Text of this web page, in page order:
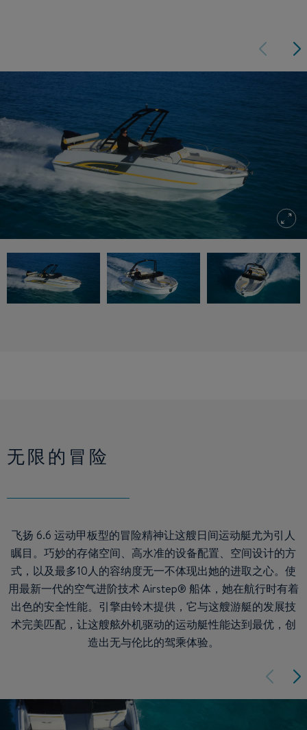
无限的冒险
飞扬 6.6 运动甲板型的冒险精神让这艘日间运动艇尤为引人
瞩目。巧妙的存储空间、高水准的设备配置、空间设计的方
式，以及最多10人的容纳度无一不体现出她的进取之心。使
用最新一代的空气进阶技术 Airstep® 船体，她在航行时有着
出色的安全性能。引擎由铃木提供，它与这艘游艇的发展技
术完美匹配，让这艘舷外机驱动的运动艇性能达到最优，创
造出无与伦比的驾乘体验。